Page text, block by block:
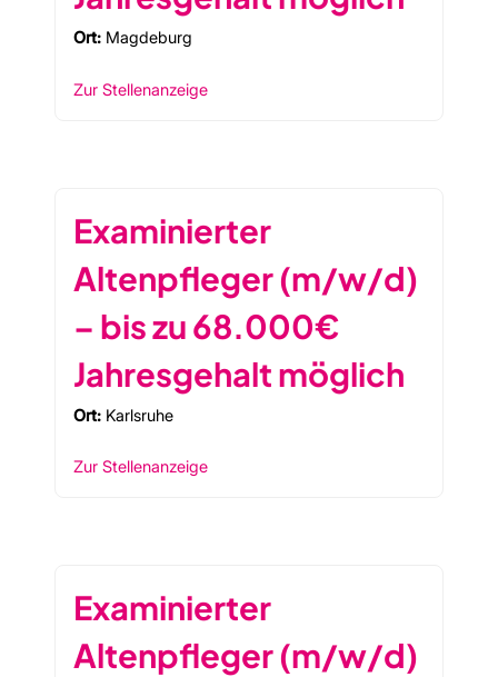
Ort: Magdeburg
Zur Stellenanzeige
Examinierter
Altenpfleger (m/w/d)
– bis zu 68.000€
Jahresgehalt möglich
Ort: Karlsruhe
Zur Stellenanzeige
Examinierter
Altenpfleger (m/w/d)